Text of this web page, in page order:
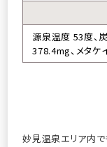
源泉温度 53度、
378.4mg、メタケ
妙見温泉エリア内で